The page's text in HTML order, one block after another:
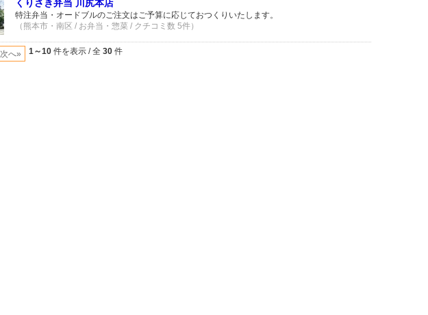
くりさき弁当 川尻本店
特注弁当・オードブルのご注文はご予算に応じておつくりいたします。
（熊本市・南区 / お弁当・惣菜 / クチコミ数 5件）
次へ» 1～10 件を表示 / 全 30 件